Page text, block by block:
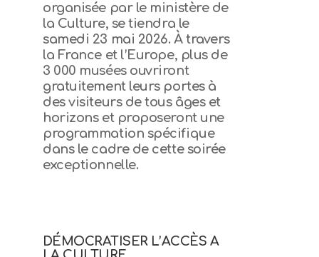
organisée par le ministère de
la Culture, se tiendra le
samedi 23 mai 2026. À travers
la France et l’Europe, plus de
3 000 musées ouvriront
gratuitement leurs portes à
des visiteurs de tous âges et
horizons et proposeront une
programmation spécifique
dans le cadre de cette soirée
exceptionnelle.
DÉMOCRATISER L’ACCÈS A